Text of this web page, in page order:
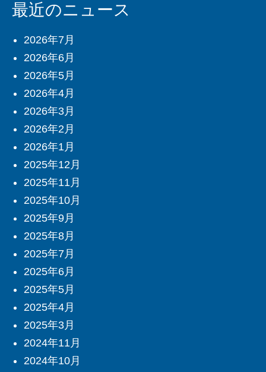
最近のニュース
2026年7月
2026年6月
2026年5月
2026年4月
2026年3月
2026年2月
2026年1月
2025年12月
2025年11月
2025年10月
2025年9月
2025年8月
2025年7月
2025年6月
2025年5月
2025年4月
2025年3月
2024年11月
2024年10月